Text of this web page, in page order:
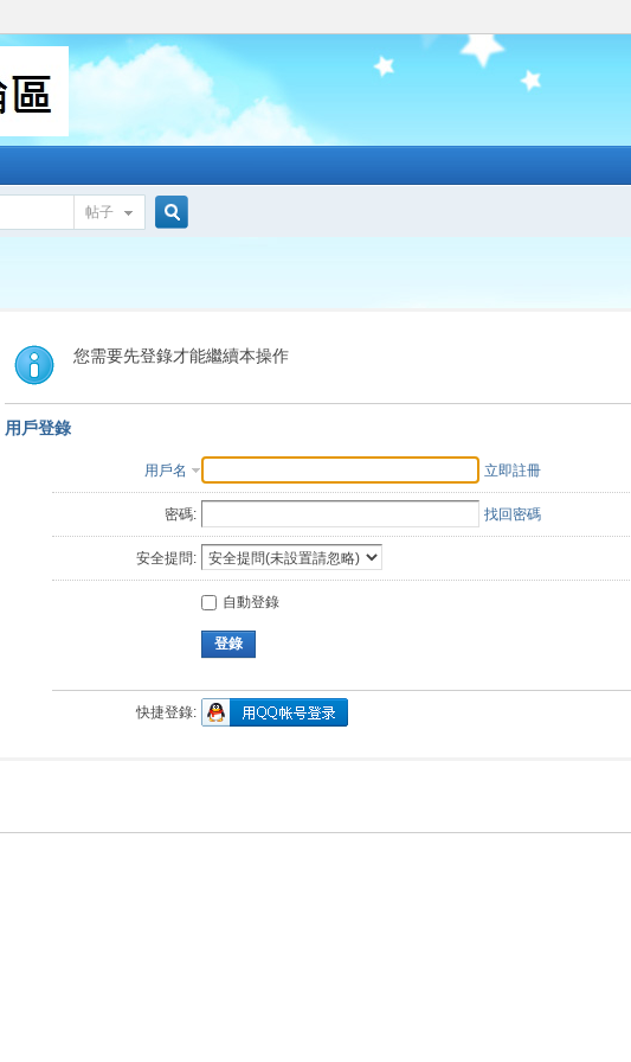
帖子
索
您需要先登錄才能繼續本操作
用戶登錄
用戶名 立即註冊
密碼: 找回密碼
安全提問:
自動登錄
登錄
快捷登錄: